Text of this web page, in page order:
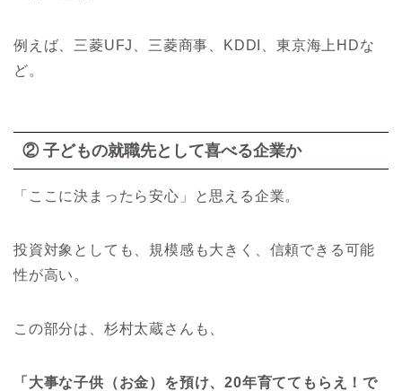
例えば、三菱UFJ、三菱商事、KDDI、東京海上HDな
ど。
② 子どもの就職先として喜べる企業か
「ここに決まったら安心」と思える企業。
投資対象としても、規模感も大きく、信頼できる可能
性が高い。
この部分は、杉村太蔵さんも、
「大事な子供（お金）を預け、20年育ててもらえ！で